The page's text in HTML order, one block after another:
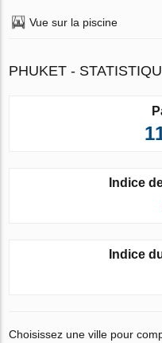
Vue sur la piscine
PHUKET -
Indice
Indice
Choisissez une ville pour